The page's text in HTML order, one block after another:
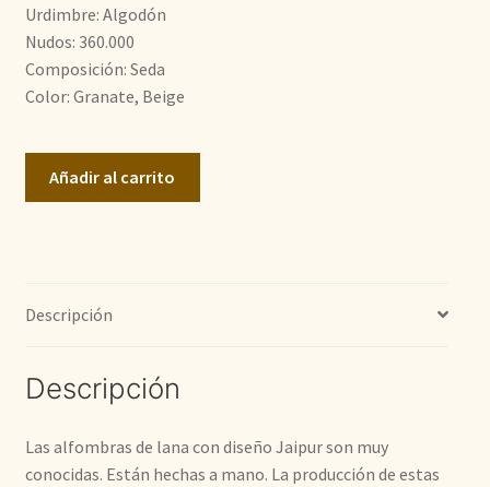
Urdimbre: Algodón
Nudos: 360.000
Composición: Seda
Color: Granate, Beige
Añadir al carrito
Descripción
Descripción
Las alfombras de lana con diseño Jaipur son muy
conocidas. Están hechas a mano. La producción de estas